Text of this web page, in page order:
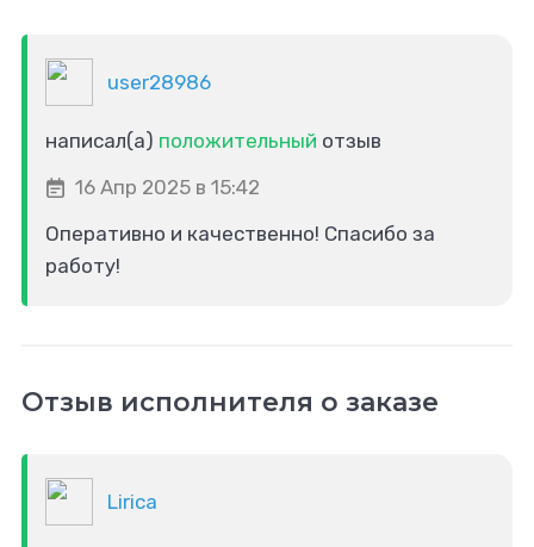
user28986
написал(а) положительный отзыв
16 Апр 2025 в 15:42
Оперативно и качественно! Спасибо за
работу!
Отзыв исполнителя о заказе
Lirica